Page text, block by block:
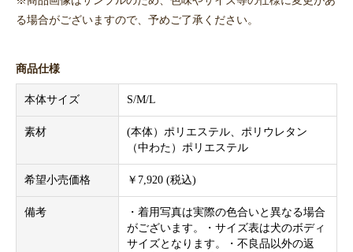
る場合がございますので、予めご了承ください。
商品仕様
本体サイズ S/M/L
素材
(本体）ポリエステル、ポリウレタン
（中わた）ポリエステル
希望小売価格 ￥7,920 (税込)
備考
・着用写真は実際の色合いと異なる場合
がございます。・サイズ表は犬のボディ
サイズとなります。・不良品以外の返